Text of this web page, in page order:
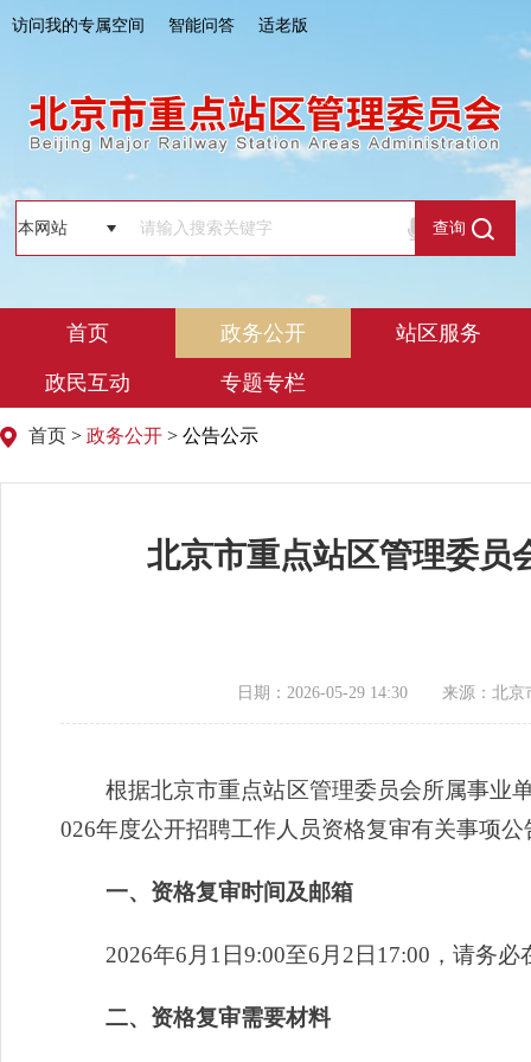
访问我的专属空间 智能问答 适老版
查询
首页 政务公开 站区服务
政民互动 专题专栏
首页 > 政务公开 > 公告公示
北京市重点站区管理委员
日期：2026-05-29 14:30 来源：北京
根据北京市重点站区管理委员会所属事业单
026年度公开招聘工作人员资格复审有关事项公
一、资格复审时间及邮箱
2026年6月1日9:00至6月2日17:00，请务必
二、资格复审需要材料